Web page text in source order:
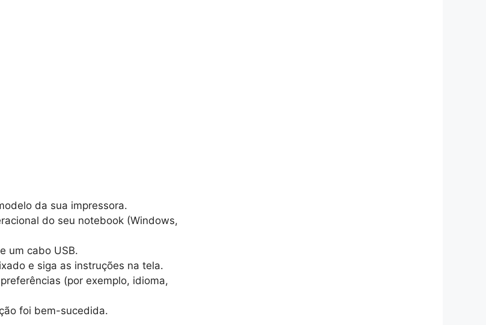
da sua impressora.
do seu notebook (Windows,
um cabo USB.
e siga as instruções na tela.
(por exemplo, idioma,
foi bem-sucedida.